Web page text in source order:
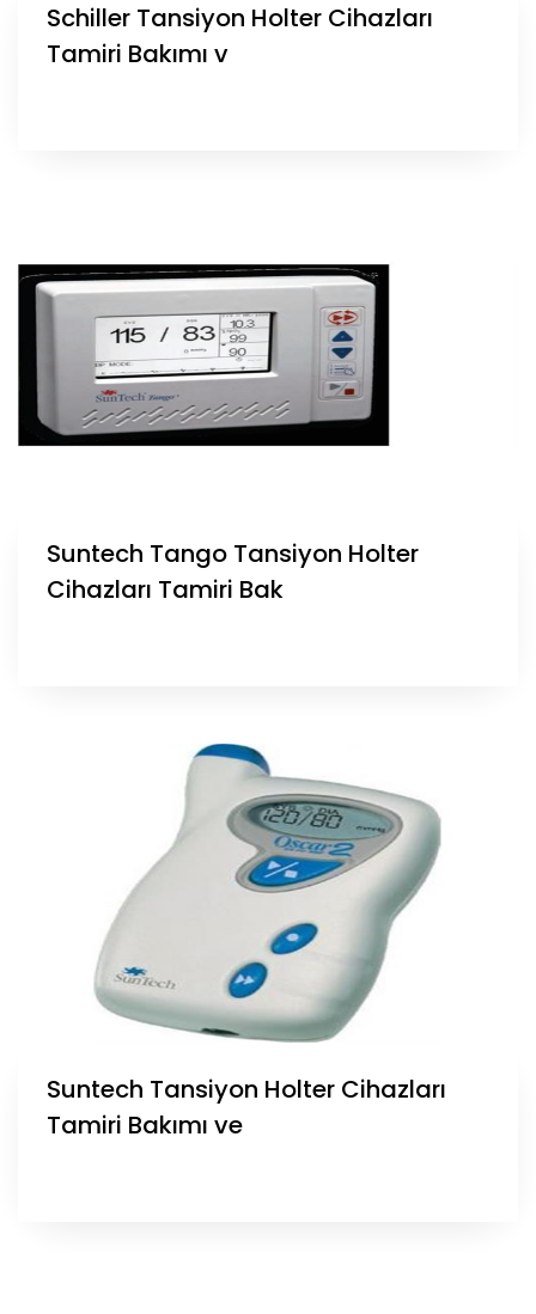
Schiller Tansiyon Holter Cihazları
Tamiri Bakımı v
Suntech Tango Tansiyon Holter
Cihazları Tamiri Bak
Suntech Tansiyon Holter Cihazları
Tamiri Bakımı ve